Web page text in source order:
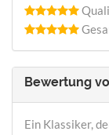
Bewertung
Ein Klassiker,